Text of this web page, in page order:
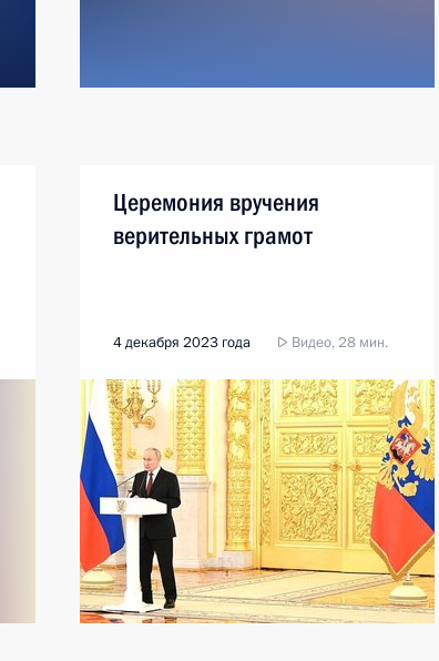
Церемония вручения
верительных грамот
4 декабря 2023 года Видео, 28 мин.